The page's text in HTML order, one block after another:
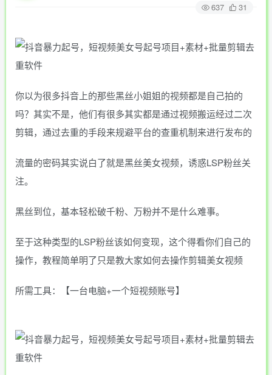
637 31
你以为很多抖音上的那些黑丝小姐姐的视频都是自己拍的
吗？其实不是，他们有很多其实都是通过视频搬运经过二次
剪辑，通过去重的手段来规避平台的查重机制来进行发布的
流量的密码其实说白了就是黑丝美女视频，诱惑LSP粉丝关
注。
黑丝到位，基本轻松破千粉、万粉并不是什么难事。
至于这种类型的LSP粉丝该如何变现，这个得看你们自己的
操作，教程简单明了只是教大家如何去操作剪辑美女视频
所需工具：【一台电脑+一个短视频账号】